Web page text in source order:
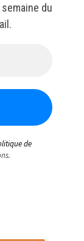
du
de